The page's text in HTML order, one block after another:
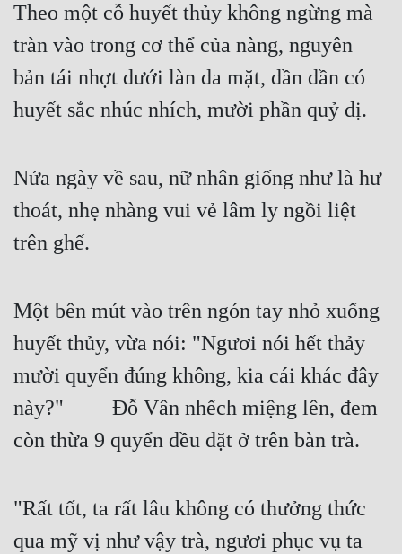
Trọng Sinh
Vô Địch
Võ Hiệp
Võng Du
Xuyên Nhanh
Xuyên Sách
Xuyên Thư
Điền Văn
Theo một cỗ huyết thủy không ngừng mà
tràn vào trong cơ thể của nàng, nguyên
bản tái nhợt dưới làn da mặt, dần dần có
huyết sắc nhúc nhích, mười phần quỷ dị.
Nửa ngày về sau, nữ nhân giống như là hư
thoát, nhẹ nhàng vui vẻ lâm ly ngồi liệt
trên ghế.
Một bên mút vào trên ngón tay nhỏ xuống
huyết thủy, vừa nói: "Ngươi nói hết thảy
mười quyển đúng không, kia cái khác đây
này?"   Đỗ Vân nhếch miệng lên, đem
còn thừa 9 quyển đều đặt ở trên bàn trà.
"Rất tốt, ta rất lâu không có thưởng thức
qua mỹ vị như vậy trà, ngươi phục vụ ta